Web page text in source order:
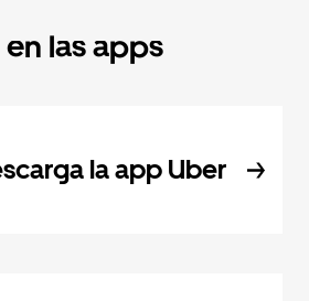
en las apps
la app Uber